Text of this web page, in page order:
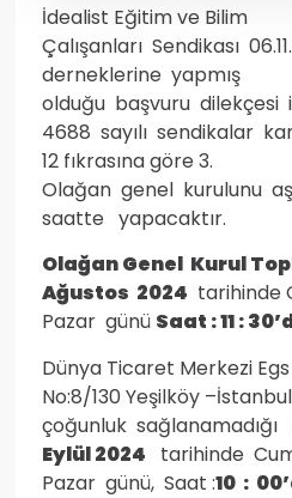
İdealist Eğitim ve Bilim
Çalışanları Sendikası
derneklerine yapmış
olduğu başvuru dilekçesi
4688 sayılı sendikalar
12 fıkrasına göre 3.
Olağan genel kurulunu
saatte yapacaktır.
Olağan Genel Kurul
Ağustos 2024 tarihinde
Pazar günü Saat : 11 :
Dünya Ticaret Merkezi
No:8/130 Yeşilköy
çoğunluk
Eylül 2024 tarihinde
Pazar günü, Saat :10 :